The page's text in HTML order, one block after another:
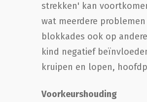
strekken' kan
wat meerdere
blokkades ook op
kind negatief
kruipen en lopen,
Voorkeurshouding